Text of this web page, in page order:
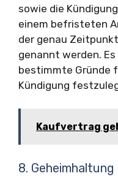
sowie die
einem befristeten
der genau
genannt werden.
bestimmte Gründe
Kündigung
Kaufvertrag
8.